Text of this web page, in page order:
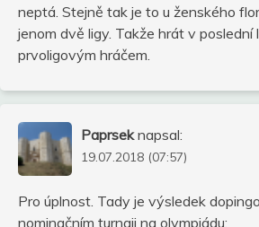
neptá. Stejně tak je to u ženského
jenom dvě ligy. Takže hrát v
prvoligovým hráčem.
Paprsek napsal:
19.07.2018 (07:57)
Pro úplnost. Tady je výsledek
nominačním turnaji na olympiádu: